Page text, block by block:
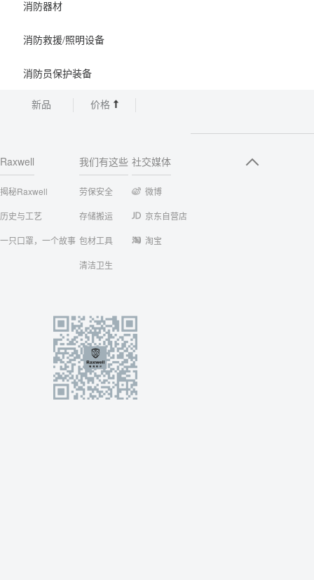
消防器材
消防救援/照明设备
消防员保护装备
新品 价格
Raxwell
揭秘Raxwell
历史与工艺
一只口罩，一个故事
我们有这些
劳保安全
存储搬运
包材工具
清洁卫生
社交媒体
微博
京东自营店
淘宝